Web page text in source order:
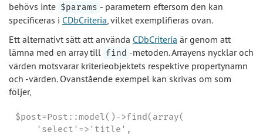
behövs inte $params - parametern eftersom den kan
specificeras i CDbCriteria, vilket exemplifieras ovan.
Ett alternativt sätt att använda CDbCriteria är genom att
lämna med en array till find -metoden. Arrayens nycklar och
värden motsvarar kriterieobjektets respektive propertynamn
och -värden. Ovanstående exempel kan skrivas om som
följer,
$post=Post::model()->find(array(
    'select'=>'title',